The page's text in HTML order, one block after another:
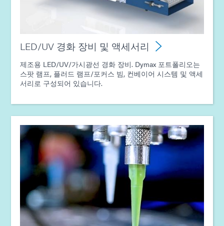
가이드: 분배 장비(아메리카|ES)
LED/UV 경화 장비 및 액세서리
제조용 LED/UV/가시광선 경화 장비. Dymax 포트폴리오는
스팟 램프, 플러드 램프/포커스 빔, 컨베이어 시스템 및 액세
서리로 구성되어 있습니다.